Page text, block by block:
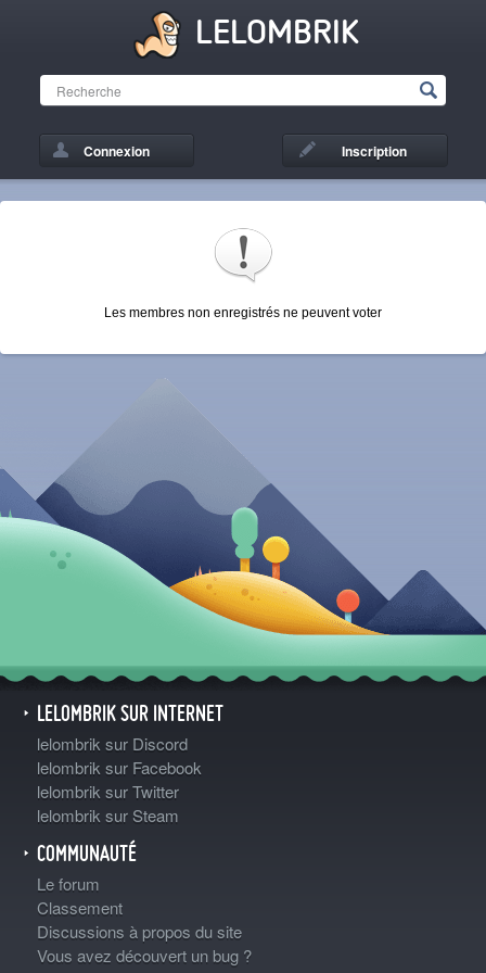
LELOMBRIK
Connexion Inscription
Les membres non enregistrés ne peuvent voter
LELOMBRIK SUR INTERNET
lelombrik sur Discord
lelombrik sur Facebook
lelombrik sur Twitter
lelombrik sur Steam
COMMUNAUTÉ
Le forum
Classement
Discussions à propos du site
Vous avez découvert un bug ?